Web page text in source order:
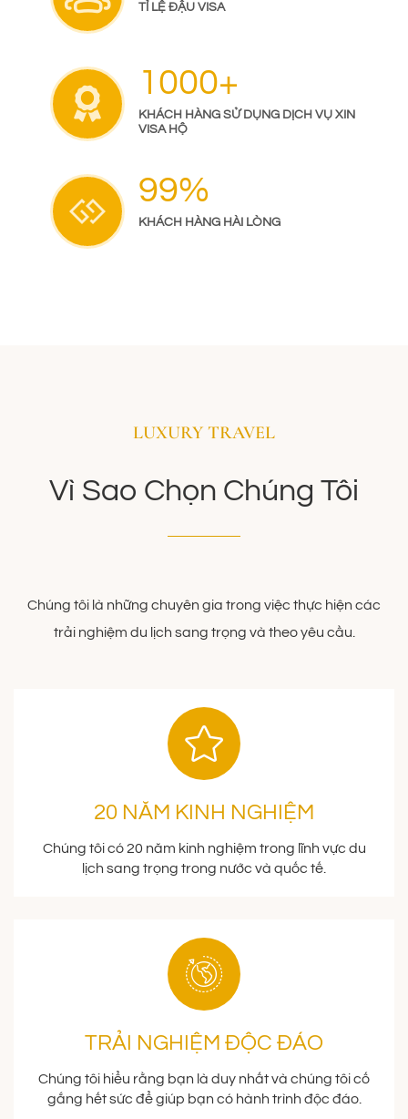
TỈ LỆ ĐẬU VISA
1000+
KHÁCH HÀNG SỬ DỤNG DỊCH VỤ XIN
VISA HỘ
99%
KHÁCH HÀNG HÀI LÒNG
LUXURY TRAVEL
Vì Sao Chọn Chúng Tôi
Chúng tôi là những chuyên gia trong việc thực hiện các
trải nghiệm du lịch sang trọng và theo yêu cầu.
20 NĂM KINH NGHIỆM
Chúng tôi có 20 năm kinh nghiệm trong lĩnh vực du
lịch sang trọng trong nước và quốc tế.
TRẢI NGHIỆM ĐỘC ĐÁO
Chúng tôi hiểu rằng bạn là duy nhất và chúng tôi cố
gắng hết sức để giúp bạn có hành trình độc đáo.